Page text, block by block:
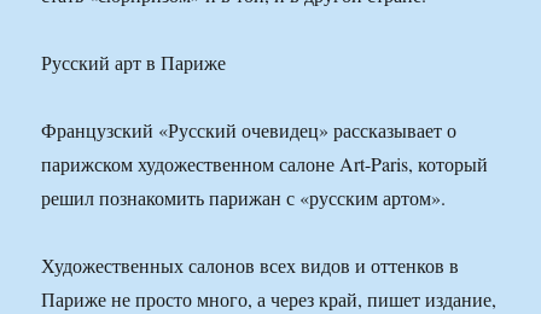
Русский арт в Париже
Французский «Русский очевидец» рассказывает о
парижском художественном салоне Art-Paris, который
решил познакомить парижан с «русским артом».
Художественных салонов всех видов и оттенков в
Париже не просто много, а через край, пишет издание,